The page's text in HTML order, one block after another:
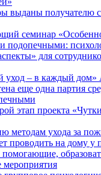
выданы получателю
семинар
подопечными:
для
уход – в каждый
еще одна партия
этап проекта
методам ухода за
проводить на дому у
мероприятия